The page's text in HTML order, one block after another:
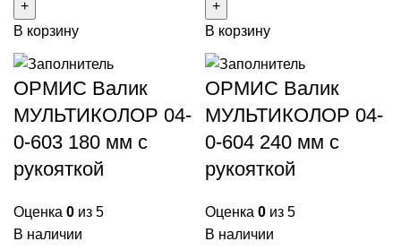
В корзину В корзину
ОРМИС Валик
МУЛЬТИКОЛОР 04-
0-603 180 мм с
рукояткой
Оценка 0 из 5
В наличии
ОРМИС Валик
МУЛЬТИКОЛОР 04-
0-604 240 мм с
рукояткой
Оценка 0 из 5
В наличии